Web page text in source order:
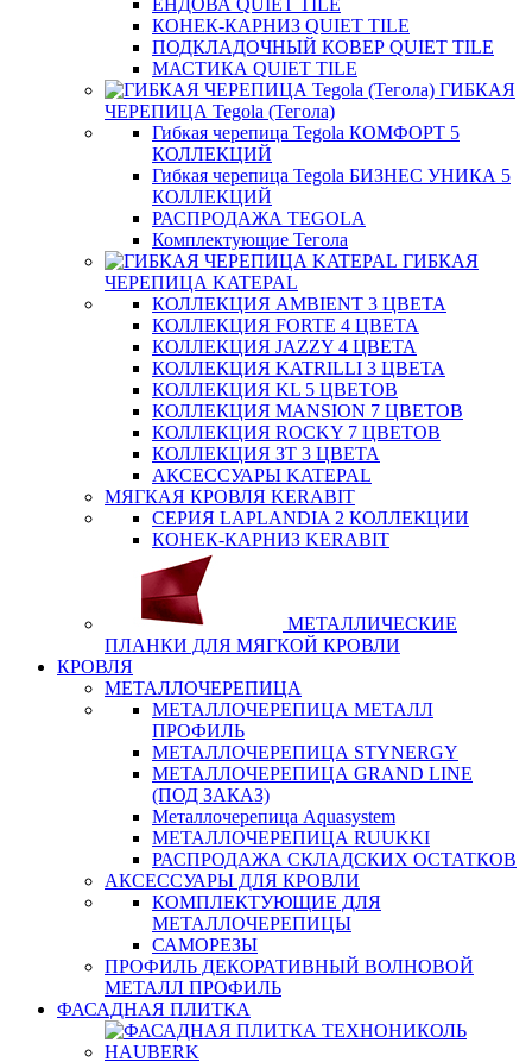
ЕНДОВА QUIET TILE
КОНЕК-КАРНИЗ QUIET TILE
ПОДКЛАДОЧНЫЙ КОВЕР QUIET TILE
МАСТИКА QUIET TILE
ГИБКАЯ
ЧЕРЕПИЦА Tegola (Тегола)
Гибкая черепица Tegola КОМФОРТ 5
КОЛЛЕКЦИЙ
Гибкая черепица Tegola БИЗНЕС УНИКА 5
КОЛЛЕКЦИЙ
РАСПРОДАЖА TEGOLA
Комплектующие Тегола
ГИБКАЯ
ЧЕРЕПИЦА KATEPAL
КОЛЛЕКЦИЯ AMBIENT 3 ЦВЕТА
КОЛЛЕКЦИЯ FORTE 4 ЦВЕТА
КОЛЛЕКЦИЯ JAZZY 4 ЦВЕТА
КОЛЛЕКЦИЯ KATRILLI 3 ЦВЕТА
КОЛЛЕКЦИЯ KL 5 ЦВЕТОВ
КОЛЛЕКЦИЯ MANSION 7 ЦВЕТОВ
КОЛЛЕКЦИЯ ROCKY 7 ЦВЕТОВ
КОЛЛЕКЦИЯ ЗТ 3 ЦВЕТА
АКСЕССУАРЫ KATEPAL
МЯГКАЯ КРОВЛЯ KERABIT
СЕРИЯ LAPLANDIA 2 КОЛЛЕКЦИИ
КОНЕК-КАРНИЗ KERABIT
МЕТАЛЛИЧЕСКИЕ
ПЛАНКИ ДЛЯ МЯГКОЙ КРОВЛИ
КРОВЛЯ
МЕТАЛЛОЧЕРЕПИЦА
МЕТАЛЛОЧЕРЕПИЦА МЕТАЛЛ
ПРОФИЛЬ
МЕТАЛЛОЧЕРЕПИЦА STYNERGY
МЕТАЛЛОЧЕРЕПИЦА GRAND LINE
(ПОД ЗАКАЗ)
Металлочерепица Aquasystem
МЕТАЛЛОЧЕРЕПИЦА RUUKKI
РАСПРОДАЖА СКЛАДСКИХ ОСТАТКОВ
АКСЕССУАРЫ ДЛЯ КРОВЛИ
КОМПЛЕКТУЮЩИЕ ДЛЯ
МЕТАЛЛОЧЕРЕПИЦЫ
САМОРЕЗЫ
ПРОФИЛЬ ДЕКОРАТИВНЫЙ ВОЛНОВОЙ
МЕТАЛЛ ПРОФИЛЬ
ФАСАДНАЯ ПЛИТКА